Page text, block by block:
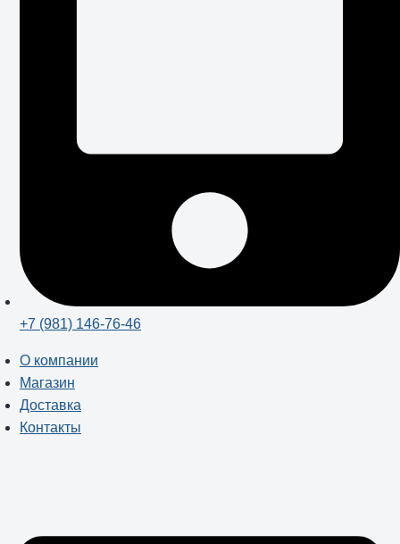
+7 (981) 146-76-46
О компании
Магазин
Доставка
Контакты